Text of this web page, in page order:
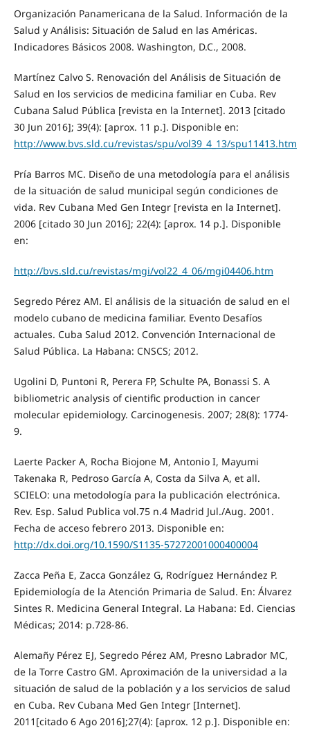
Organización Panamericana de la Salud. Información de la
Salud y Análisis: Situación de Salud en las Américas.
Indicadores Básicos 2008. Washington, D.C., 2008.
Martínez Calvo S. Renovación del Análisis de Situación de
Salud en los servicios de medicina familiar en Cuba. Rev
Cubana Salud Pública [revista en la Internet]. 2013 [citado
30 Jun 2016]; 39(4): [aprox. 11 p.]. Disponible en:
http://www.bvs.sld.cu/revistas/spu/vol39_4_13/spu11413.htm
Pría Barros MC. Diseño de una metodología para el análisis
de la situación de salud municipal según condiciones de
vida. Rev Cubana Med Gen Integr [revista en la Internet].
2006 [citado 30 Jun 2016]; 22(4): [aprox. 14 p.]. Disponible
en:
http://bvs.sld.cu/revistas/mgi/vol22_4_06/mgi04406.htm
Segredo Pérez AM. El análisis de la situación de salud en el
modelo cubano de medicina familiar. Evento Desafíos
actuales. Cuba Salud 2012. Convención Internacional de
Salud Pública. La Habana: CNSCS; 2012.
Ugolini D, Puntoni R, Perera FP, Schulte PA, Bonassi S. A
bibliometric analysis of cientific production in cancer
molecular epidemiology. Carcinogenesis. 2007; 28(8): 1774-
9.
Laerte Packer A, Rocha Biojone M, Antonio I, Mayumi
Takenaka R, Pedroso García A, Costa da Silva A, et all.
SCIELO: una metodología para la publicación electrónica.
Rev. Esp. Salud Publica vol.75 n.4 Madrid Jul./Aug. 2001.
Fecha de acceso febrero 2013. Disponible en:
http://dx.doi.org/10.1590/S1135-57272001000400004
Zacca Peña E, Zacca González G, Rodríguez Hernández P.
Epidemiología de la Atención Primaria de Salud. En: Álvarez
Sintes R. Medicina General Integral. La Habana: Ed. Ciencias
Médicas; 2014: p.728-86.
Alemañy Pérez EJ, Segredo Pérez AM, Presno Labrador MC,
de la Torre Castro GM. Aproximación de la universidad a la
situación de salud de la población y a los servicios de salud
en Cuba. Rev Cubana Med Gen Integr [Internet].
2011[citado 6 Ago 2016];27(4): [aprox. 12 p.]. Disponible en: